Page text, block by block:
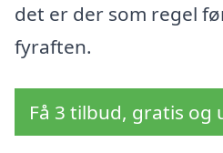
det er der som regel
fyraften.
Få 3 tilbud, gratis